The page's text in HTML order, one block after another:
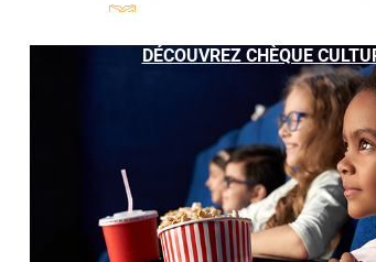
ITINÉRAIRE
GROTTE DE PAIR NON PAIR
2 CHEMIN DE PAIR NON PAIR
33710
PRIGNAC ET MARCAMPS
DÉCOUVREZ CHÈQUE